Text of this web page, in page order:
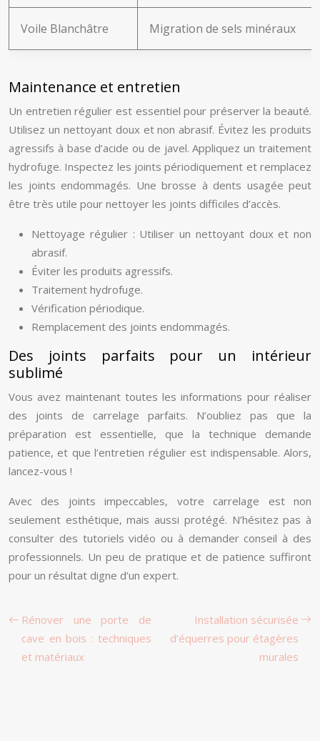
Voile Blanchâtre Migration de sels minéraux
Maintenance et entretien
Un entretien régulier est essentiel pour préserver la beauté.
Utilisez un nettoyant doux et non abrasif. Évitez les produits
agressifs à base d’acide ou de javel. Appliquez un traitement
hydrofuge. Inspectez les joints périodiquement et remplacez
les joints endommagés. Une brosse à dents usagée peut
être très utile pour nettoyer les joints difficiles d’accès.
Nettoyage régulier : Utiliser un nettoyant doux et non
abrasif.
Éviter les produits agressifs.
Traitement hydrofuge.
Vérification périodique.
Remplacement des joints endommagés.
Des joints parfaits pour un intérieur
sublimé
Vous avez maintenant toutes les informations pour réaliser
des joints de carrelage parfaits. N’oubliez pas que la
préparation est essentielle, que la technique demande
patience, et que l’entretien régulier est indispensable. Alors,
lancez-vous !
Avec des joints impeccables, votre carrelage est non
seulement esthétique, mais aussi protégé. N’hésitez pas à
consulter des tutoriels vidéo ou à demander conseil à des
professionnels. Un peu de pratique et de patience suffiront
pour un résultat digne d’un expert.
Rénover une porte de
cave en bois : techniques
et matériaux
Installation sécurisée
d’équerres pour étagères
murales